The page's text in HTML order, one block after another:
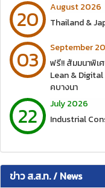
20
August 2026
Thailand &
03
September
ฟรี!! สัมมนาพิเ
Lean &
คบางนา
22
July 2026
Industrial
ข่าว ส.ส.ท. / News